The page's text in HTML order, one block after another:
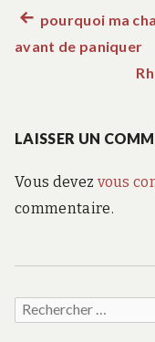
Navigation
Article
précédent :
pourquoi ma
avant de paniquer
LAISSER UN
Vous devez vous
commentaire.
Recherche